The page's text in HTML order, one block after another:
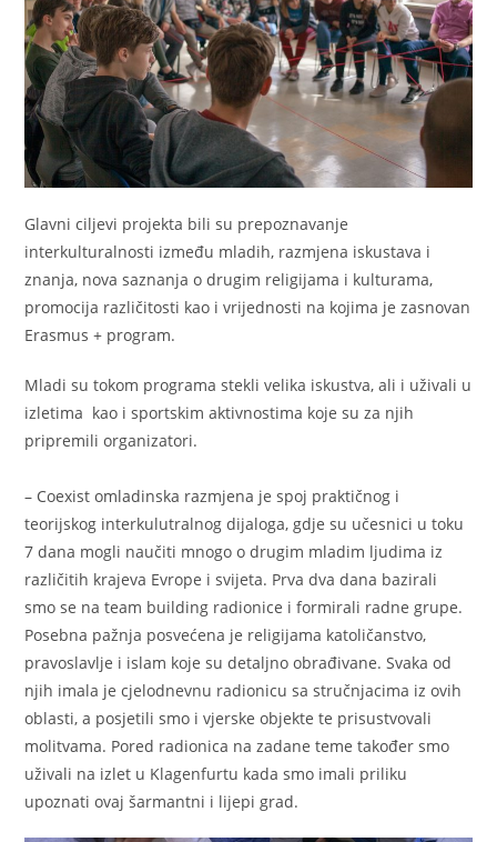
Glavni ciljevi projekta bili su prepoznavanje
interkulturalnosti između mladih, razmjena iskustava i
znanja, nova saznanja o drugim religijama i kulturama,
promocija različitosti kao i vrijednosti na kojima je zasnovan
Erasmus + program.
Mladi su tokom programa stekli velika iskustva, ali i uživali u
izletima kao i sportskim aktivnostima koje su za njih
pripremili organizatori.
– Coexist omladinska razmjena je spoj praktičnog i
teorijskog interkulutralnog dijaloga, gdje su učesnici u toku
7 dana mogli naučiti mnogo o drugim mladim ljudima iz
različitih krajeva Evrope i svijeta. Prva dva dana bazirali
smo se na team building radionice i formirali radne grupe.
Posebna pažnja posvećena je religijama katoličanstvo,
pravoslavlje i islam koje su detaljno obrađivane. Svaka od
njih imala je cjelodnevnu radionicu sa stručnjacima iz ovih
oblasti, a posjetili smo i vjerske objekte te prisustvovali
molitvama. Pored radionica na zadane teme također smo
uživali na izlet u Klagenfurtu kada smo imali priliku
upoznati ovaj šarmantni i lijepi grad.